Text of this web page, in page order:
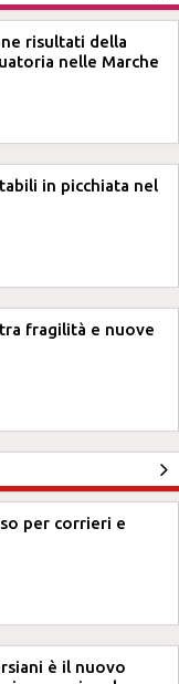
risultati della
nelle Marche
in picchiata nel
fragilità e nuove
per corrieri e
è il nuovo